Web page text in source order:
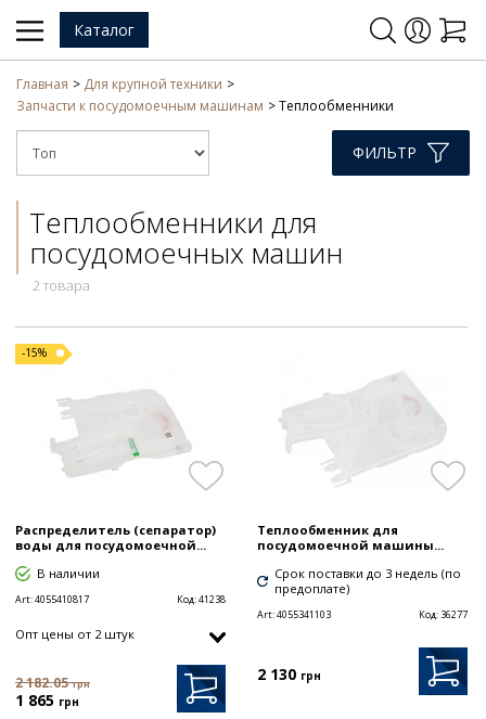
Каталог
Главная
Для крупной техники
Запчасти к посудомоечным машинам
Теплообменники
ФИЛЬТР
Теплообменники для
посудомоечных машин
2 товара
Распределитель (сепаратор)
воды для посудомоечной...
-15%
В наличии
Art:4055410817 Код:41238
Опт цены от 2 штук
2 182.05 грн
1 865 грн
Теплообменник для
посудомоечной машины...
Срок поставки до 3 недель (по
предоплате)
Art:4055341103 Код: 36277
2 130 грн